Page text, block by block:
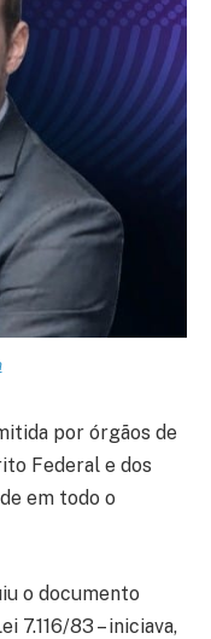
por órgãos de
Federal e dos
em todo o
o documento
7.116/83 – iniciava,